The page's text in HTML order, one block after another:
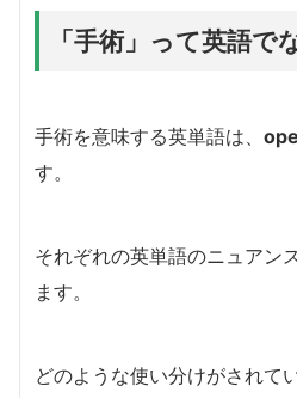
「手術」って英語で
手術を意味する英単語は、
す。
それぞれの英単語のニュアン
ます。
どのような使い分けがされて